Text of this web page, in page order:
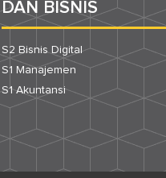
DAN BISNIS
S2 Bisnis Digital
S1 Manajemen
S1 Akuntansi